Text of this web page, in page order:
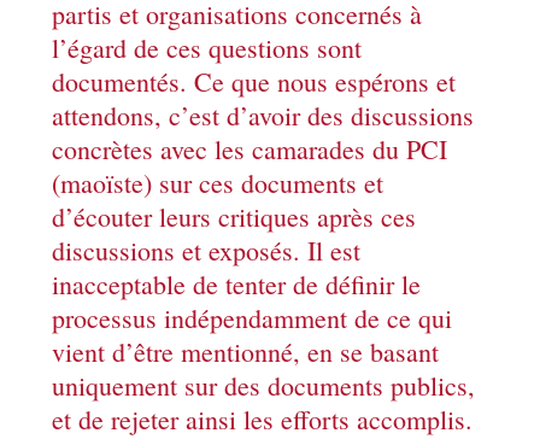
partis et organisations concernés à
l’égard de ces questions sont
documentés. Ce que nous espérons et
attendons, c’est d’avoir des discussions
concrètes avec les camarades du PCI
(maoïste) sur ces documents et
d’écouter leurs critiques après ces
discussions et exposés. Il est
inacceptable de tenter de définir le
processus indépendamment de ce qui
vient d’être mentionné, en se basant
uniquement sur des documents publics,
et de rejeter ainsi les efforts accomplis.